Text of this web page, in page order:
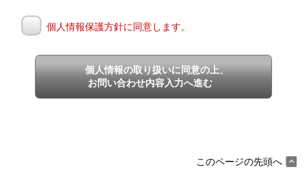
個人情報保護方針に同意します。
個人情報の取り扱いに同意の上、
お問い合わせ内容入力へ進む
このページの先頭へ